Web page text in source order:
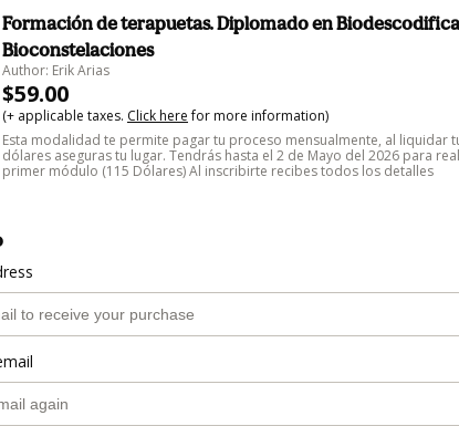
Formación de terapuetas. Diplomado en
Bioconstelaciones
Author: Erik Arias
$59.00
(+ applicable taxes. Click herefor more information)
Esta modalidad te permite pagar tu proceso mensualmente, al liquidar
dólares aseguras tu lugar. Tendrás hasta el 2 de Mayo del 2026 para
primer módulo (115 Dólares) Al inscribirte recibes todos los detalles